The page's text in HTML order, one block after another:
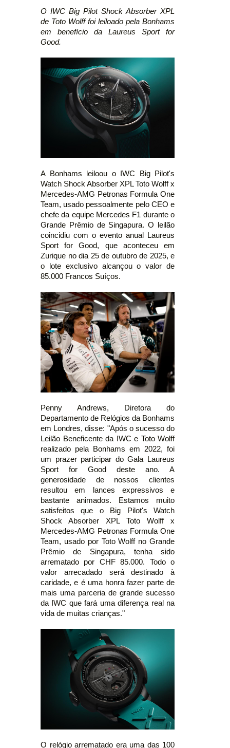
O IWC Big Pilot Shock Absorber XPL
de Toto Wolff foi leiloado pela Bonhams
em benefício da Laureus Sport for
Good.
A Bonhams leiloou o IWC Big Pilot's
Watch Shock Absorber XPL Toto Wolff x
Mercedes-AMG Petronas Formula One
Team, usado pessoalmente pelo CEO e
chefe da equipe Mercedes F1 durante o
Grande Prêmio de Singapura. O leilão
coincidiu com o evento anual Laureus
Sport for Good, que aconteceu em
Zurique no dia 25 de outubro de 2025, e
o lote exclusivo alcançou o valor de
85.000 Francos Suíços.
Penny Andrews, Diretora do
Departamento de Relógios da Bonhams
em Londres, disse: "Após o sucesso do
Leilão Beneficente da IWC e Toto Wolff
realizado pela Bonhams em 2022, foi
um prazer participar do Gala Laureus
Sport for Good deste ano. A
generosidade de nossos clientes
resultou em lances expressivos e
bastante animados. Estamos muito
satisfeitos que o Big Pilot's Watch
Shock Absorber XPL Toto Wolff x
Mercedes-AMG Petronas Formula One
Team, usado por Toto Wolff no Grande
Prêmio de Singapura, tenha sido
arrematado por CHF 85.000. Todo o
valor arrecadado será destinado à
caridade, e é uma honra fazer parte de
mais uma parceria de grande sucesso
da IWC que fará uma diferença real na
vida de muitas crianças."
O relógio arrematado era uma das 100